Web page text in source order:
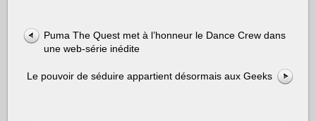
Puma The Quest met à l’honneur le Dance Crew dans
une web-série inédite
Le pouvoir de séduire appartient désormais aux Geeks